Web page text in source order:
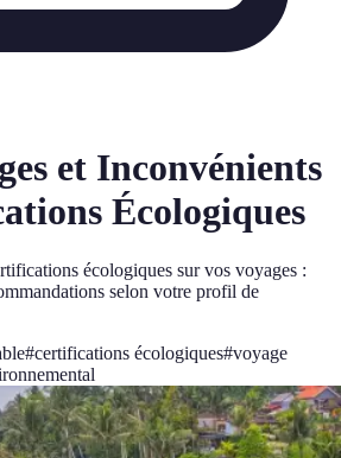
et Inconvénients
Écologiques
écologiques sur vos voyages :
selon votre profil de
#certifications écologiques#voyage